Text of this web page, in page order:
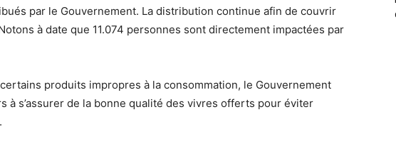
par le Gouvernement. La distribution continue afin de couvrir
à date que 11.074 personnes sont directement impactées par
produits impropres à la consommation, le Gouvernement
à s’assurer de la bonne qualité des vivres offerts pour éviter